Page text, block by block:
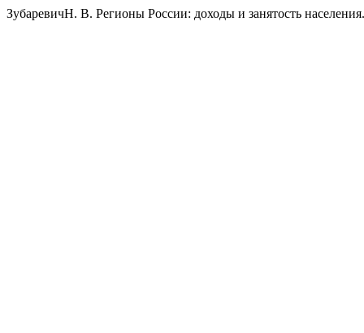
ЗубаревичН. В. Регионы России: доходы и занятость